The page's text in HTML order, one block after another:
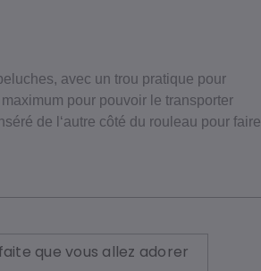
avec un trou pratique pour
maximum pour pouvoir le transporter
de l‘autre côté du rouleau pour faire
que vous allez adorer